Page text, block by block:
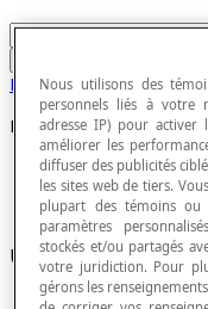
Mesure
Millénaire
Un millénaire
Nous utilisons des
personnels liés à votre
adresse IP) pour activer
améliorer les
diffuser des publicités
les sites web de tiers.
plupart des témoins ou
paramètres
stockés et/ou partagés
votre juridiction. Pour
gérons les